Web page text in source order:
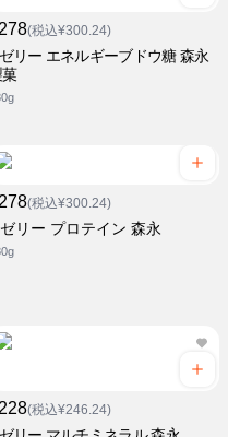
(税込¥300.24)
リー エネルギーブドウ糖 森永
(税込¥300.24)
リー プロテイン 森永
(税込¥246.24)